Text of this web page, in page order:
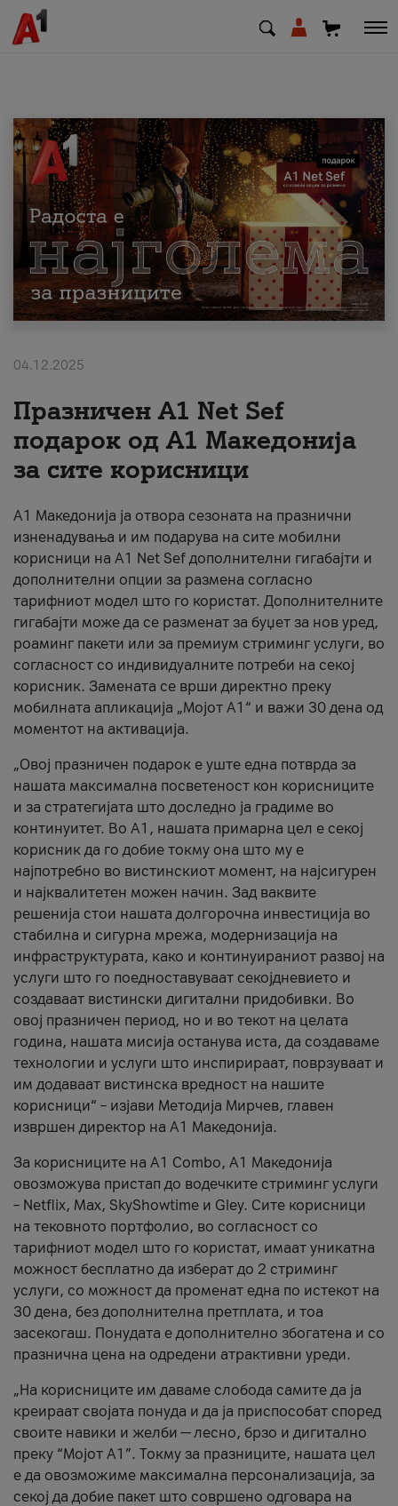
МК EN SQ
Приватни Деловни
Поддршка
Надополни кредит
За нас
#ПодобарОнлајн
04.12.2025
Празничен A1 Net Sеf
подарок од А1 Македонија
за сите корисници
А1 Македонија ја отвора сезоната на празнични
изненадувања и им подарува на сите мобилни
корисници на A1 Net Sef дополнителни гигабајти и
дополнителни опции за размена согласно
тарифниот модел што го користат. Дополнителните
гигабајти може да се разменат за буџет за нов уред,
роаминг пакети или за премиум стриминг услуги, во
согласност со индивидуалните потреби на секој
корисник. Замената се врши директно преку
мобилната апликација „Мојот А1“ и важи 30 дена од
моментот на активација.
„Овој празничен подарок е уште една потврда за
нашата максимална посветеност кон корисниците
и за стратегијата што доследно ја градиме во
континуитет. Во А1, нашата примарна цел е секој
корисник да го добие токму она што му е
најпотребно во вистинскиот момент, на најсигурен
и најквалитетен можен начин. Зад ваквите
решенија стои нашата долгорочна инвестиција во
стабилна и сигурна мрежа, модернизација на
инфраструктурата, како и континуираниот развој на
услуги што го поедноставуваат секојдневието и
создаваат вистински дигитални придобивки. Во
овој празничен период, но и во текот на целата
година, нашата мисија останува иста, да создаваме
технологии и услуги што инспирираат, поврзуваат и
им додаваат вистинска вредност на нашите
корисници“ – изјави Методија Мирчев, главен
извршен директор на А1 Македонија.
За корисниците на A1 Combo, А1 Македонија
овозможува пристап до водечките стриминг услуги
– Netflix, Max, SkyShowtime и Gley. Сите корисници
на тековното портфолио, во согласност со
тарифниот модел што го користат, имаат уникатна
можност бесплатно да изберат до 2 стриминг
услуги, со можност да променат една по истекот на
30 дена, без дополнителна претплата, и тоа
засекогаш. Понудата е дополнително збогатена и со
празнична цена на одредени атрактивни уреди.
„На корисниците им даваме слобода самите да ја
креираат својата понуда и да ја приспособат според
своите навики и желби — лесно, брзо и дигитално
преку “Мојот А1”. Токму за празниците, нашата цел
е да овозможиме максимална персонализација, за
секој да добие пакет што совршено одговара на